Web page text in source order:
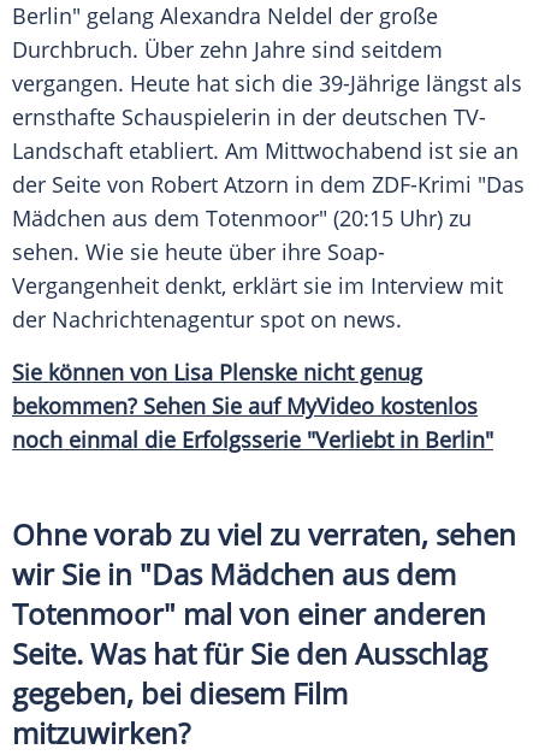
Berlin" gelang Alexandra Neldel der große
Durchbruch. Über zehn Jahre sind seitdem
vergangen. Heute hat sich die 39-Jährige längst als
ernsthafte Schauspielerin in der deutschen TV-
Landschaft etabliert. Am Mittwochabend ist sie an
der Seite von Robert Atzorn in dem ZDF-Krimi "Das
Mädchen aus dem Totenmoor" (20:15 Uhr) zu
sehen. Wie sie heute über ihre Soap-
Vergangenheit denkt, erklärt sie im Interview mit
der Nachrichtenagentur spot on news.
Sie können von Lisa Plenske nicht genug
bekommen? Sehen Sie auf MyVideo kostenlos
noch einmal die Erfolgsserie "Verliebt in Berlin"
Ohne vorab zu viel zu verraten, sehen
wir Sie in "Das Mädchen aus dem
Totenmoor" mal von einer anderen
Seite. Was hat für Sie den Ausschlag
gegeben, bei diesem Film
mitzuwirken?